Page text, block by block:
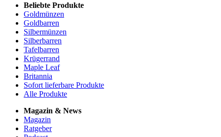
Beliebte Produkte
Goldmünzen
Goldbarren
Silbermünzen
Silberbarren
Tafelbarren
Krügerrand
Maple Leaf
Britannia
Sofort lieferbare Produkte
Alle Produkte
Magazin & News
Magazin
Ratgeber